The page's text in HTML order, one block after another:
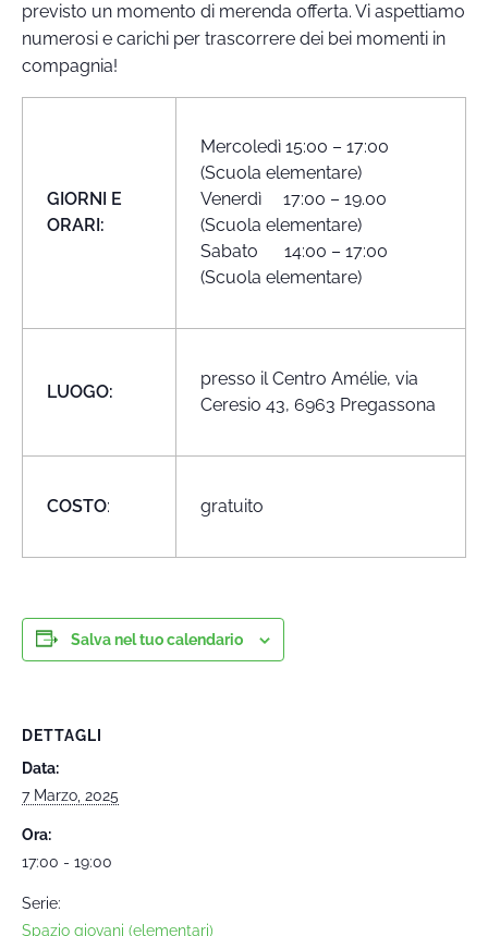
previsto un momento di merenda offerta. Vi aspettiamo
numerosi e carichi per trascorrere dei bei momenti in
compagnia!
GIORNI E
ORARI:
Mercoledì 15:00 – 17:00
(Scuola elementare)
Venerdì 17:00 – 19.00
(Scuola elementare)
Sabato 14:00 – 17:00
(Scuola elementare)
LUOGO:
presso il Centro Amélie, via
Ceresio 43, 6963 Pregassona
COSTO: gratuito
Salva nel tuo calendario
DETTAGLI
Data:
7 Marzo, 2025
Ora:
17:00 - 19:00
Serie:
Spazio giovani (elementari)